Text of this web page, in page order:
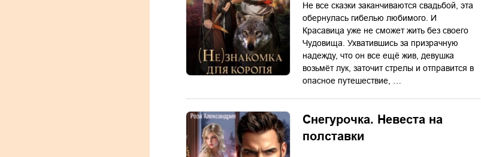
Не все сказки заканчиваются свадьбой, эта
обернулась гибелью любимого. И
Красавица уже не сможет жить без своего
Чудовища. Ухватившись за призрачную
надежду, что он все ещё жив, девушка
возьмёт лук, заточит стрелы и отправится в
опасное путешествие, …
Снегурочка. Невеста на
полставки